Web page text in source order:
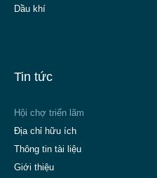
Dầu khí
Tin tức
Hội chợ triển lãm
Địa chỉ hữu ích
Thông tin tài liệu
Giới thiệu